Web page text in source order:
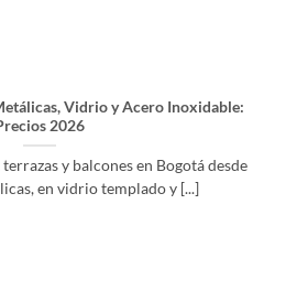
Vidrio y Acero Inoxidable:
2026
y balcones en Bogotá desde
en vidrio templado y [...]